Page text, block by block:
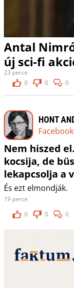
Antal
új sci-fi
23 perce
0
0 0
HONT
Facebook
Nem hiszed
kocsija, de
lekapcsolja a
És ezt elmondják.
19 perce
0
0 0